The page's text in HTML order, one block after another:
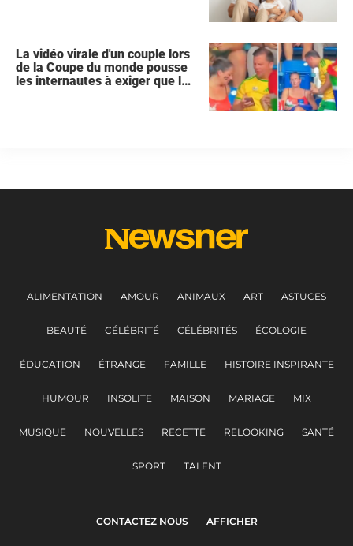
La vidéo virale d'un couple lors
de la Coupe du monde pousse
les internautes à exiger que la
ALIMENTATION AMOUR ANIMAUX ART ASTUCES
BEAUTÉ CÉLÉBRITÉ CÉLÉBRITÉS ÉCOLOGIE
ÉDUCATION ÉTRANGE FAMILLE HISTOIRE INSPIRANTE
HUMOUR INSOLITE MAISON MARIAGE MIX
MUSIQUE NOUVELLES RECETTE RELOOKING SANTÉ
SPORT TALENT
CONTACTEZ NOUS AFFICHER